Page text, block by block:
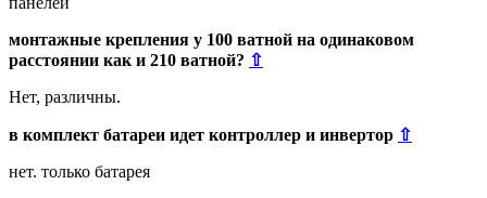
монтажные крепления у 100 ватной на одинаковом
расстоянии как и 210 ватной? ⇧
Нет, различны.
в комплект батареи идет контроллер и инвертор ⇧
нет. только батарея